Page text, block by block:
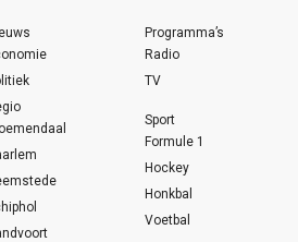
Programma’s
Radio
TV
Sport
Formule 1
Hockey
Honkbal
Voetbal